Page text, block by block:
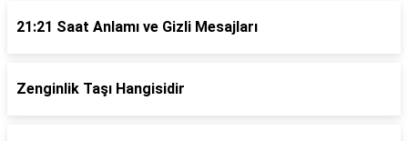
21:21 Saat Anlamı ve Gizli Mesajları
Zenginlik Taşı Hangisidir